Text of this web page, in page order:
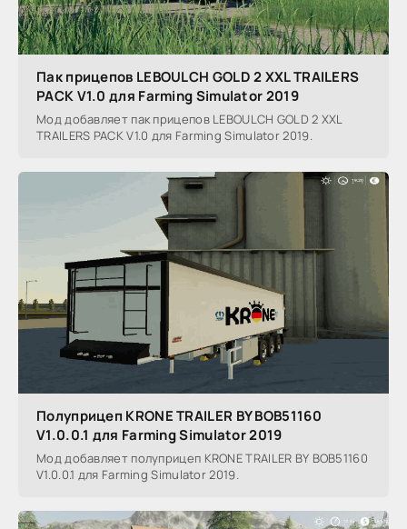
Пак прицепов LEBOULCH GOLD 2 XXL TRAILERS
PACK V1.0 для Farming Simulator 2019
Мод добавляет пак прицепов LEBOULCH GOLD 2 XXL
TRAILERS PACK V1.0 для Farming Simulator 2019.
Полуприцеп KRONE TRAILER BY BOB51160
V1.0.0.1 для Farming Simulator 2019
Мод добавляет полуприцеп KRONE TRAILER BY BOB51160
V1.0.0.1 для Farming Simulator 2019.